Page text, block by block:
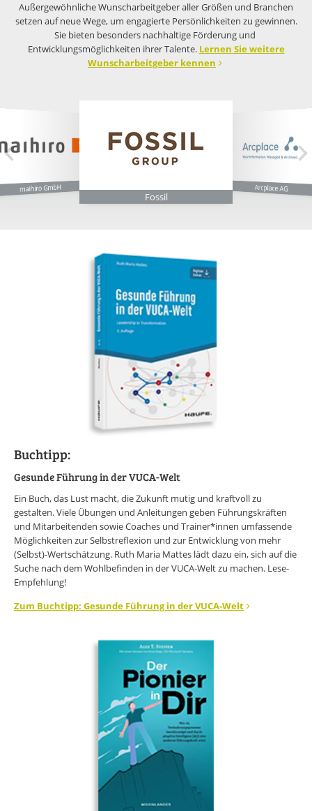
Außergewöhnliche Wunscharbeitgeber aller Größen und Branchen
setzen auf neue Wege, um engagierte Persönlichkeiten zu gewinnen.
Sie bieten besonders nachhaltige Förderung und
Entwicklungsmöglichkeiten ihrer Talente. Lernen Sie weitere
Wunscharbeitgeber kennen
maihiro GmbH
Fossil
Arcplace AG
Buchtipp:
Gesunde Führung in der VUCA-Welt
Ein Buch, das Lust macht, die Zukunft mutig und kraftvoll zu
gestalten. Viele Übungen und Anleitungen geben Führungskräften
und Mitarbeitenden sowie Coaches und Trainer*innen umfassende
Möglichkeiten zur Selbstreflexion und zur Entwicklung von mehr
(Selbst)-Wertschätzung. Ruth Maria Mattes lädt dazu ein, sich auf die
Suche nach dem Wohlbefinden in der VUCA-Welt zu machen. Lese-
Empfehlung!
Zum Buchtipp: Gesunde Führung in der VUCA-Welt